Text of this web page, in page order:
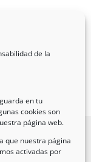
de la
en tu
cookies son
página web.
que nuestra página
activadas por